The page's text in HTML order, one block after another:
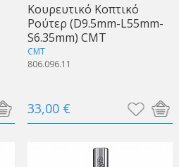
Κουρευτικό Κοπτικό
Ρούτερ (D9.5mm-L55mm-
S6.35mm) CMT
CMT
806.096.11
33,00 €